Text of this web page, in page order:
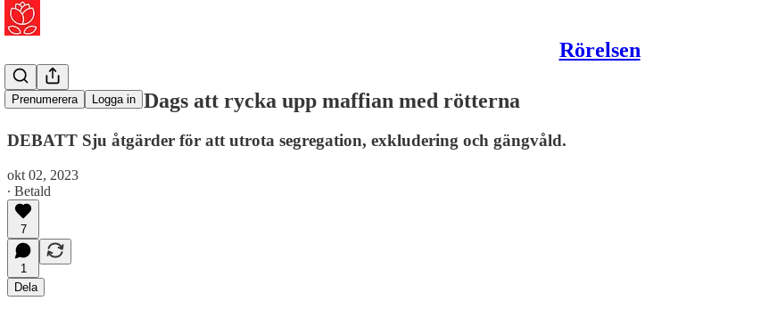
Rörelsen
Prenumerera Logga in
Juan Fonseca: Dags att rycka upp maffian med rötterna
DEBATT Sju åtgärder för att utrota segregation, exkludering och gängvåld.
okt 02, 2023
∙ Betald
7
1
Dela